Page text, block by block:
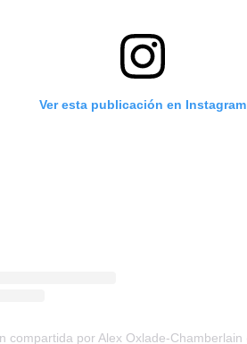
Ver esta publicación en Instagram